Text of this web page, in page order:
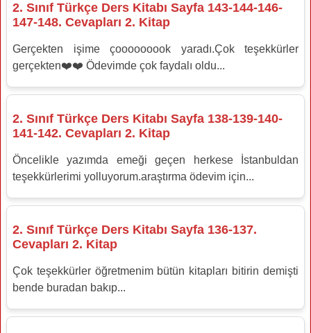
2. Sınıf Türkçe Ders Kitabı Sayfa 143-144-146-
147-148. Cevapları 2. Kitap
Gerçekten işime çooooooook yaradı.Çok teşekkürler
gerçekten❤️❤️ Ödevimde çok faydalı oldu...
2. Sınıf Türkçe Ders Kitabı Sayfa 138-139-140-
141-142. Cevapları 2. Kitap
Öncelikle yazımda emeği geçen herkese İstanbuldan
teşekkürlerimi yolluyorum.araştırma ödevim için...
2. Sınıf Türkçe Ders Kitabı Sayfa 136-137.
Cevapları 2. Kitap
Çok teşekkürler öğretmenim bütün kitapları bitirin demişti
bende buradan bakıp...